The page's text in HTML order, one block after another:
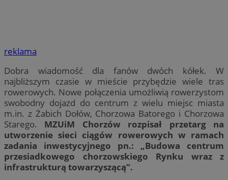
reklama
Dobra wiadomość dla fanów dwóch kółek. W
najbliższym czasie w mieście przybędzie wiele tras
rowerowych. Nowe połączenia umożliwią rowerzystom
swobodny dojazd do centrum z wielu miejsc miasta
m.in. z Żabich Dołów, Chorzowa Batorego i Chorzowa
Starego. MZUiM Chorzów rozpisał przetarg na
utworzenie sieci ciągów rowerowych w ramach
zadania inwestycyjnego pn.: „Budowa centrum
przesiadkowego chorzowskiego Rynku wraz z
infrastrukturą towarzyszącą”.